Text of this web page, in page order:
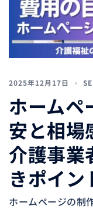
2025年12月17日
ホームペ
安と相場
介護事業
きポイン
ホームページの制